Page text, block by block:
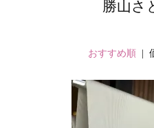
勝山さ
おすすめ順 |